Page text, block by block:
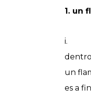
1. un
i.
un
es a